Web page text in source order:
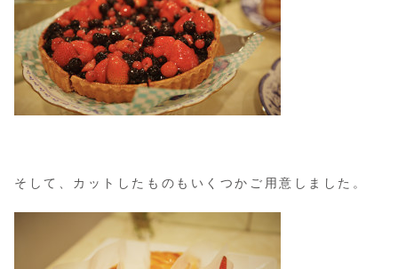
そして、カットしたものもいくつかご用意しました。